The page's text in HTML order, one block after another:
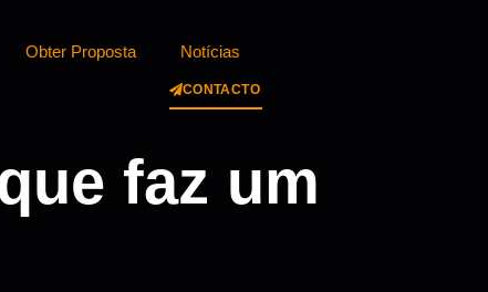
Obter Proposta Notícias
CONTACTO
faz um